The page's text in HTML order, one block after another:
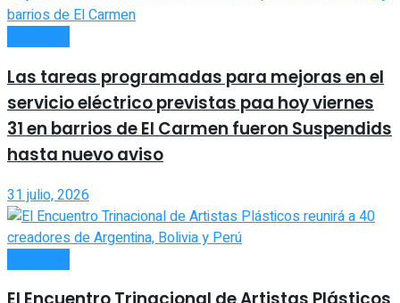
Las tareas programadas para mejoras en el
servicio eléctrico previstas paa hoy viernes
31 en barrios de El Carmen fueron Suspendids
hasta nuevo aviso
31 julio, 2026